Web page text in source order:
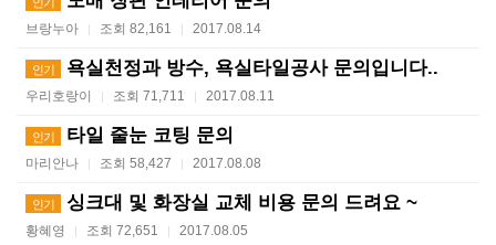
브랑누아 | 조회 82,161 | 2017.08.14
인기 욕실천정과 방수, 욕실타일공사 문의입니다..
우리호랑이 | 조회 71,711 | 2017.08.11
인기 타일 줄눈 코팅 문의
마리안나 | 조회 58,427 | 2017.08.08
인기 싱크대 및 화장실 교체 비용 문의 드려요 ~
황혜영 | 조회 72,651 | 2017.08.05